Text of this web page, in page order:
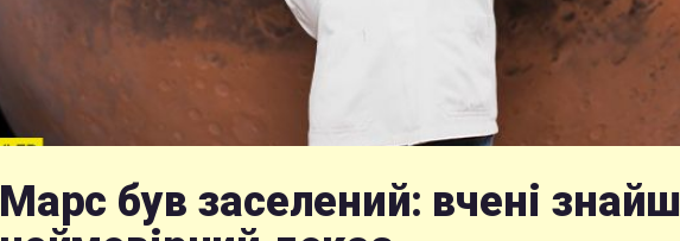
Марс був заселений: вчені